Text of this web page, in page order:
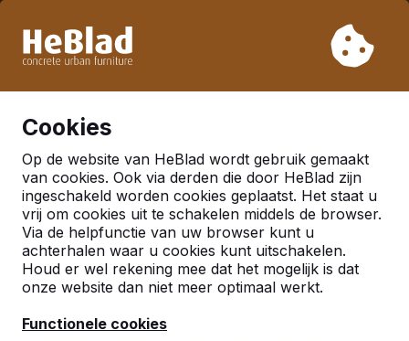
week 33. Houdt u daarom rekening met langere levertijden.
Cookies
Op de website van HeBlad wordt gebruik gemaakt
van cookies. Ook via derden die door HeBlad zijn
ingeschakeld worden cookies geplaatst. Het staat u
vrij om cookies uit te schakelen middels de browser.
Via de helpfunctie van uw browser kunt u
achterhalen waar u cookies kunt uitschakelen.
Houd er wel rekening mee dat het mogelijk is dat
onze website dan niet meer optimaal werkt.
Functionele cookies
Al meer dan 30.000 producten verkocht
Nederland
Referenties in:Tilburg